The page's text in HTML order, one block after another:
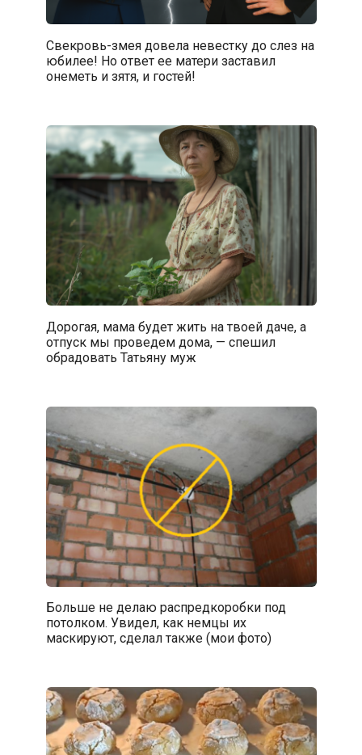
Свекровь-змея довела невестку до слез на
юбилее! Но ответ ее матери заставил
онеметь и зятя, и гостей!
Дорогая, мама будет жить на твоей даче, а
отпуск мы проведем дома, — спешил
обрадовать Татьяну муж
Больше не делаю распредкоробки под
потолком. Увидел, как немцы их
маскируют, сделал также (мои фото)